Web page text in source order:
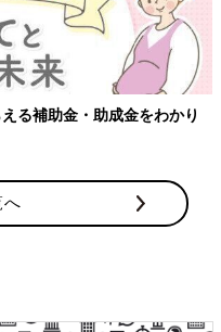
る補助金・助成金をわかり